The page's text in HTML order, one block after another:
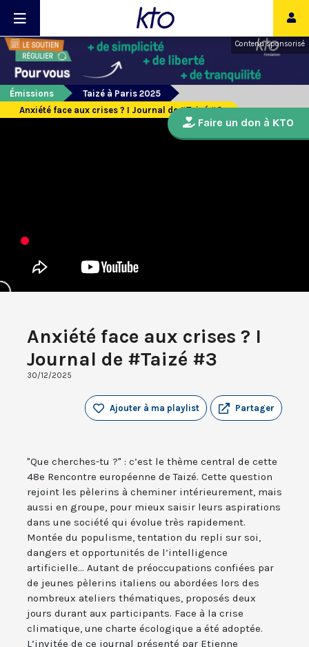
Contenu sponsorisé
Émissions
Taizé à Paris 2025
Anxiété face aux crises ? I Journal de #Taizé #3
Anxiété face aux crises ? I
Journal de #Taizé #3
30/12/2025
Partager
Ajouter à ma playlist
"Que cherches-tu ?" : c’est le thème central de cette
48e Rencontre européenne de Taizé. Cette question
rejoint les pèlerins à cheminer intérieurement, mais
aussi en groupe, pour mieux saisir leurs aspirations
dans une société qui évolue très rapidement.
Montée du populisme, tentation du repli sur soi,
dangers et opportunités de l’intelligence
artificielle... Autant de préoccupations confiées par
de jeunes pèlerins italiens ou abordées lors des
nombreux ateliers thématiques, proposés deux
jours durant aux participants. Face à la crise
climatique, une charte écologique a été adoptée.
L’invitée de ce journal présenté par Etienne
Faire un don à KTO